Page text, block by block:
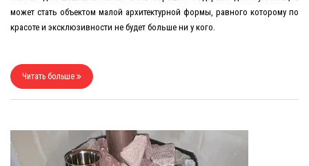
может стать объектом малой архитектурной формы, равного которому по
красоте и эксклюзивности не будет больше ни у кого.
Читать больше